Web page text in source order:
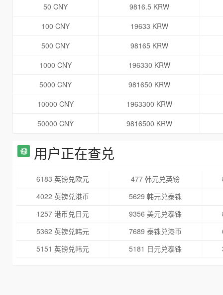
50 CNY
9816.5 KRW
100 CNY
19633 KRW
500 CNY
98165 KRW
1000 CNY
196330 KRW
5000 CNY
981650 KRW
10000 CNY
1963300 KRW
50000 CNY
9816500 KRW
用户正在查兑
6183 英镑兑欧元 477 韩元兑英镑
4022 英镑兑港币
5629 韩元兑泰铢
1257 港币兑日元
9356 美元兑泰铢
5362 英镑兑韩元
7689 泰铢兑港币
5151 英镑兑韩元
5181 日元兑泰铢